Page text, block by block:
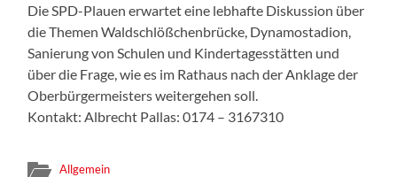
Die SPD-Plauen erwartet eine lebhafte Diskussion über
die Themen Waldschlößchenbrücke, Dynamostadion,
Sanierung von Schulen und Kindertagesstätten und
über die Frage, wie es im Rathaus nach der Anklage der
Oberbürgermeisters weitergehen soll.
Kontakt: Albrecht Pallas: 0174 – 3167310
Allgemein